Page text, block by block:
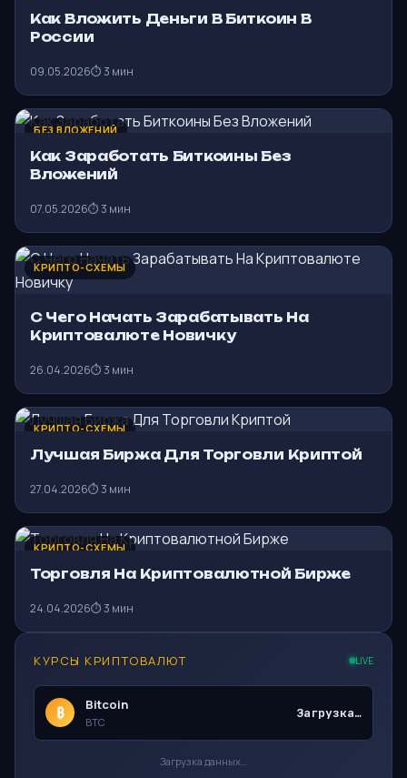
Как Вложить Деньги В Биткоин В
России
09.05.2026⏱ 3 мин
БЕЗ ВЛОЖЕНИЙ
Как Заработать Биткоины Без
Вложений
07.05.2026⏱ 3 мин
КРИПТО-СХЕМЫ
С Чего Начать Зарабатывать На
Криптовалюте Новичку
26.04.2026⏱ 3 мин
КРИПТО-СХЕМЫ
Лучшая Биржа Для Торговли Криптой
27.04.2026⏱ 3 мин
КРИПТО-СХЕМЫ
Торговля На Криптовалютной Бирже
24.04.2026⏱ 3 мин
КУРСЫ КРИПТОВАЛЮТ LIVE
₿ Bitcoin
BTC
Загрузка…
Загрузка данных…